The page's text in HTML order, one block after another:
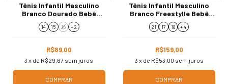
Tênis Infantil Masculino
Branco Dourado Bebê
Menino 8880B
14 15 16 + 2
R$89,00
3 x de R$29,67 sem juros
COMPRAR
Tênis Infantil Masculino
Branco Freestylle Bebê
Menino 259044
21 17 18 + 4
R$159,00
3 x de R$53,00 sem juros
COMPRAR